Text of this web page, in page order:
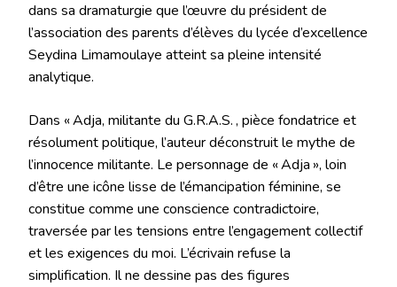
dans sa dramaturgie que l’œuvre du président de
l’association des parents d’élèves du lycée d’excellence
Seydina Limamoulaye atteint sa pleine intensité
analytique.
Dans « Adja, militante du G.R.A.S. , pièce fondatrice et
résolument politique, l’auteur déconstruit le mythe de
l’innocence militante. Le personnage de « Adja », loin
d’être une icône lisse de l’émancipation féminine, se
constitue comme une conscience contradictoire,
traversée par les tensions entre l’engagement collectif
et les exigences du moi. L’écrivain refuse la
simplification. Il ne dessine pas des figures